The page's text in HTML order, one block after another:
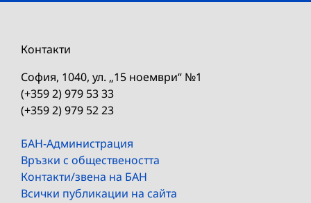
Контакти
София, 1040, ул. „15 ноември“ №1
(+359 2) 979 53 33
(+359 2) 979 52 23
БАН-Администрация
Връзки с обществеността
Контакти/звена на БАН
Всички публикации на сайта